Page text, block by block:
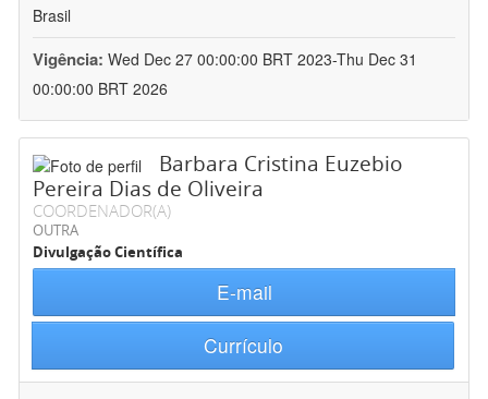
Brasil
Vigência: Wed Dec 27 00:00:00 BRT 2023-Thu Dec 31
00:00:00 BRT 2026
Barbara Cristina Euzebio
Pereira Dias de Oliveira
COORDENADOR(A)
OUTRA
Divulgação Científica
E-mail
Currículo